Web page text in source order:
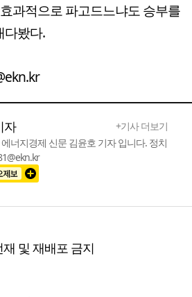
과적으로 파고드느냐도 승부를
다봤다.
자
+기사 더보기
너지경제 신문 김윤호 기자 입니다. 정치
및 재배포 금지